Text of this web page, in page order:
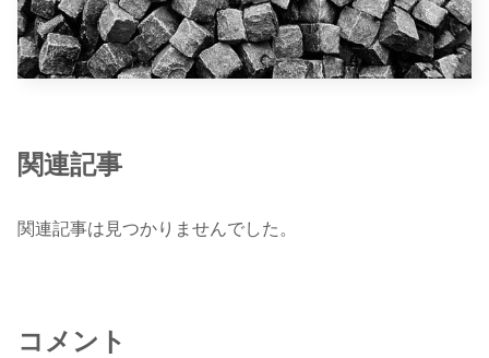
関連記事
関連記事は見つかりませんでした。
コメント